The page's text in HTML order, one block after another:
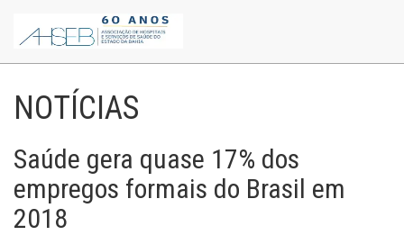
NOTÍCIAS
Saúde gera quase 17% dos
empregos formais do Brasil em
2018